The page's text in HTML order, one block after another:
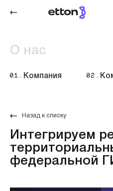
О нас
01. Компания 02.
Назад к списку
Интегрируем
федеральной